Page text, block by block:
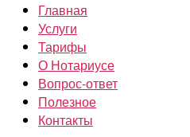
Главная
Услуги
Тарифы
О Нотариусе
Вопрос-ответ
Полезное
Контакты